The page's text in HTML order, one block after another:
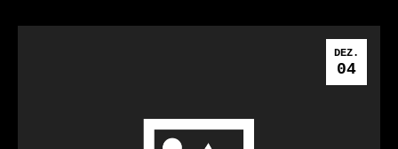
DEZ.
04